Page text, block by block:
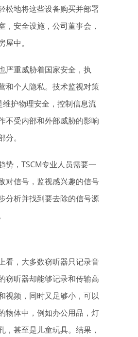
松地将这些设备购买并部署
，安全设施，公司董事会，
屋中。
严重威胁着国家安全，执
和个人隐私。技术监视对策
维护物理安全，控制信息流
不受内部和外部威胁的影响
。
势，TSCM专业人员需要一
对信号，监视感兴趣的信号
分析并找到要去除的信号源
看，大多数窃听器只记录音
窃听器却能够记录和传输高
视频，同时又足够小，可以
物体中，例如办公用品，灯
，甚至是儿童玩具。结果，